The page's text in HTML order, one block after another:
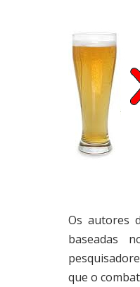
Os autores
baseadas
que o